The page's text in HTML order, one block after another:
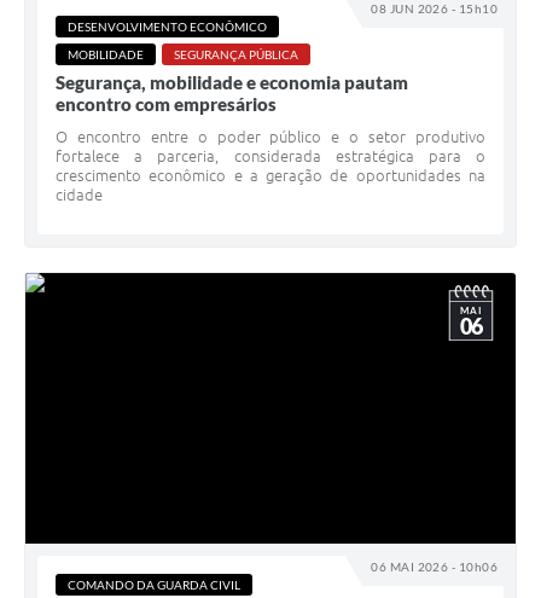
08 JUN 2026 - 15h10
DESENVOLVIMENTO ECONÔMICO
MOBILIDADE
SEGURANÇA PÚBLICA
Segurança, mobilidade e economia pautam
encontro com empresários
O encontro entre o poder público e o setor produtivo
fortalece a parceria, considerada estratégica para o
crescimento econômico e a geração de oportunidades na
cidade
06 MAI 2026 - 10h06
MAI
06
COMANDO DA GUARDA CIVIL